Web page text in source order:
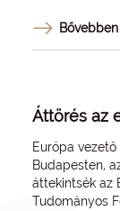
Bővebben
Áttörés az
Európa
Budapesten,
áttekintsék az
Tudományos